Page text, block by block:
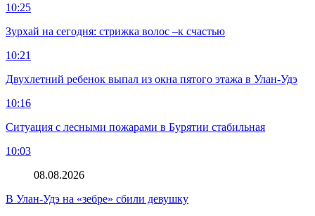
10:25
Зурхай на сегодня: стрижка волос –к счастью
10:21
Двухлетний ребенок выпал из окна пятого этажа в Улан-Удэ
10:16
Ситуация с лесными пожарами в Бурятии стабильная
10:03
08.08.2026
В Улан-Удэ на «зебре» сбили девушку